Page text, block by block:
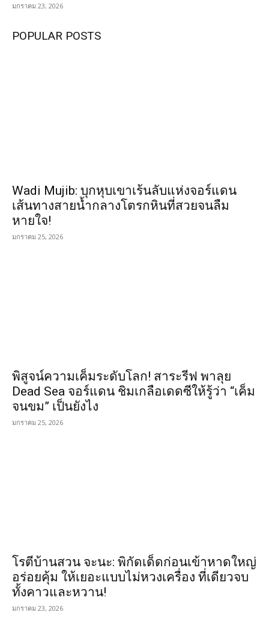
มกราคม 23, 2026
POPULAR POSTS
Wadi Mujib: บุกหุบเขาเร้นลับแห่งจอร์แดน
เส้นทางสายน้ำกลางโตรกหินที่สวยจนลืม
หายใจ!
มกราคม 25, 2026
พิสูจน์ความเค็มระดับโลก! สาระรีฟ พาลุย
Dead Sea จอร์แดน ชิมเกลือเดดซีให้รู้ว่า “เค็ม
จนขม” เป็นยังไง
มกราคม 25, 2026
โรตีบ้านสวน จะนะ: พิกัดเด็ดก่อนเข้าหาดใหญ่
อร่อยคุ้ม ให้เยอะแบบไม่หวงเครื่อง ที่เดียวจบ
ทั้งคาวและหวาน!
มกราคม 23, 2026